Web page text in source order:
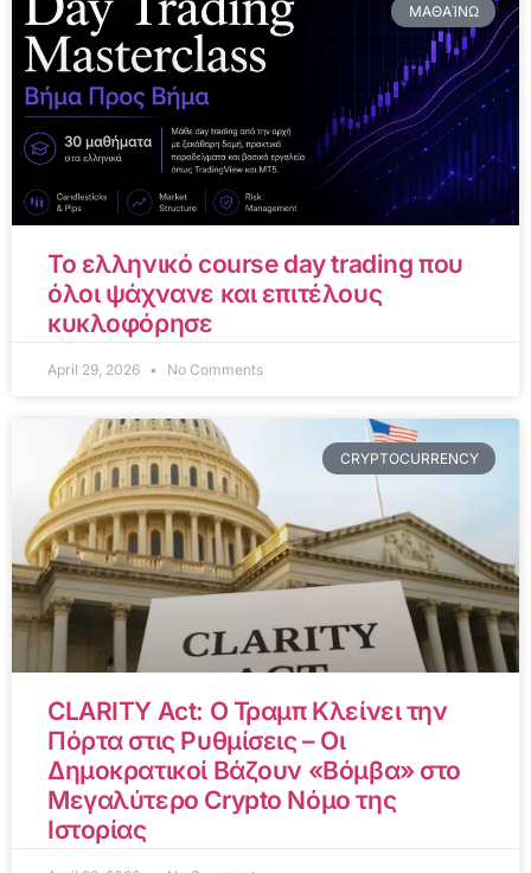
ΜΑΘΑΊΝΩ
Το ελληνικό course day trading που
όλοι ψάχνανε και επιτέλους
κυκλοφόρησε
April 29, 2026 No Comments
CRYPTOCURRENCY
CLARITY Act: Ο Τραμπ Κλείνει την
Πόρτα στις Ρυθμίσεις – Οι
Δημοκρατικοί Βάζουν «Βόμβα» στο
Μεγαλύτερο Crypto Νόμο της
Ιστορίας